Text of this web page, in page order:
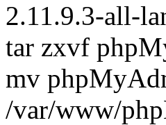
2.11.9.3-all-
tar zxvf
mv
/var/www/